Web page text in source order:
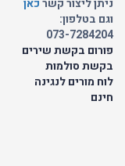
ניתן ליצור קשרכאן
וגם בטלפון:
073-7284204
פורום בקשת שירים
בקשת סולמות
לוח מורים לנגינה
חינם